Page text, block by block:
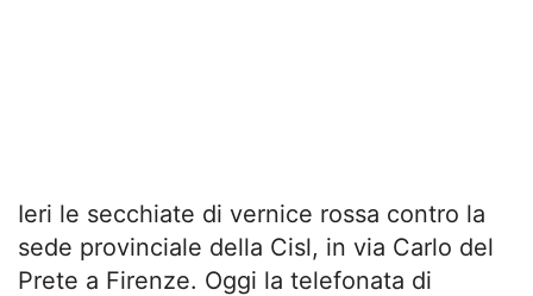
Ieri le secchiate di vernice rossa contro la
sede provinciale della Cisl, in via Carlo del
Prete a Firenze. Oggi la telefonata di